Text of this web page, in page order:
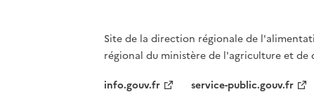
Site de la direction régionale de
régional du ministère de l'agriculture et de
info.gouv.fr
service-public.gouv.fr